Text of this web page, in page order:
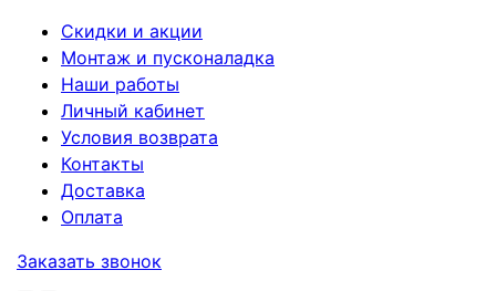
Скидки и акции
Монтаж и пусконаладка
Наши работы
Личный кабинет
Условия возврата
Контакты
Доставка
Оплата
Заказать звонок